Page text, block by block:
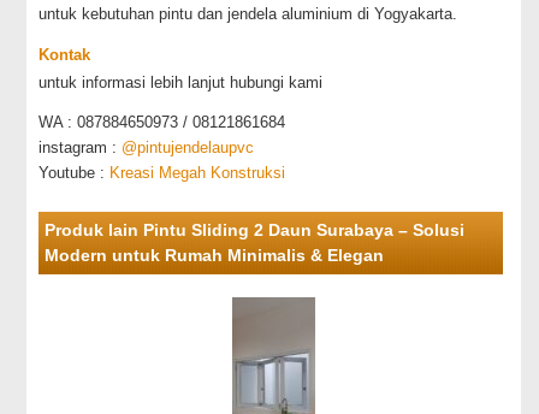
untuk kebutuhan pintu dan jendela aluminium di Yogyakarta.
Kontak
untuk informasi lebih lanjut hubungi kami
WA : 087884650973 / 08121861684
instagram : @pintujendelaupvc
Youtube : Kreasi Megah Konstruksi
Produk lain Pintu Sliding 2 Daun Surabaya – Solusi
Modern untuk Rumah Minimalis & Elegan